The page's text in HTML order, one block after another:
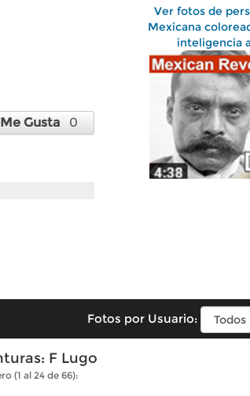
Me Gusta 0
Ver fotos de
Mexicana
inteligencia
Fotos por Usuario:
F Lugo
(1 al 24 de 66):